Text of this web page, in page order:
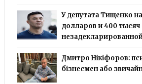
У депутата Тищенко
долларов и 400 тысяч
Дмитро Нікіфоров:
бізнесмен або